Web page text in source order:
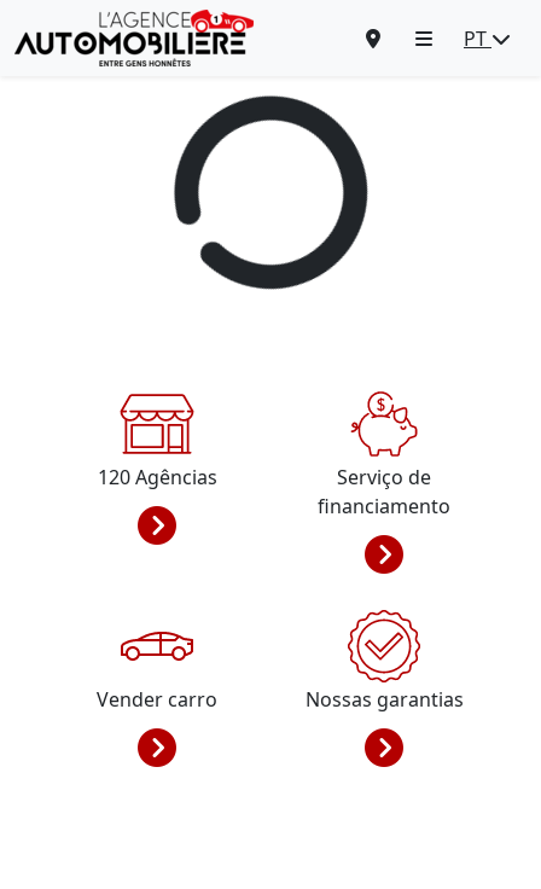
PT
120Agências
Serviço de
financiamento
Vender carro Nossas garantias